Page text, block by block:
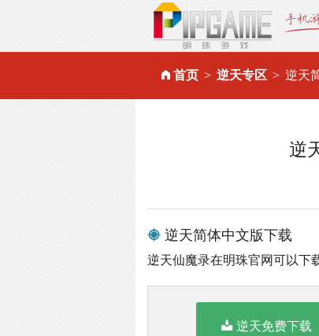
首页 逆天专区 逆天
逆
逆天简体中文版下载
逆天仙魔录在明珠官网可以下
逆天免费下载